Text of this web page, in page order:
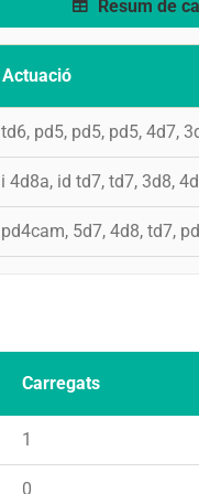
Resum de
Actuació
td6, pd5, pd5, pd5, 4d7,
i 4d8a, id td7, td7, 3d8,
pd4cam, 5d7, 4d8, td7,
Carregats
1
0